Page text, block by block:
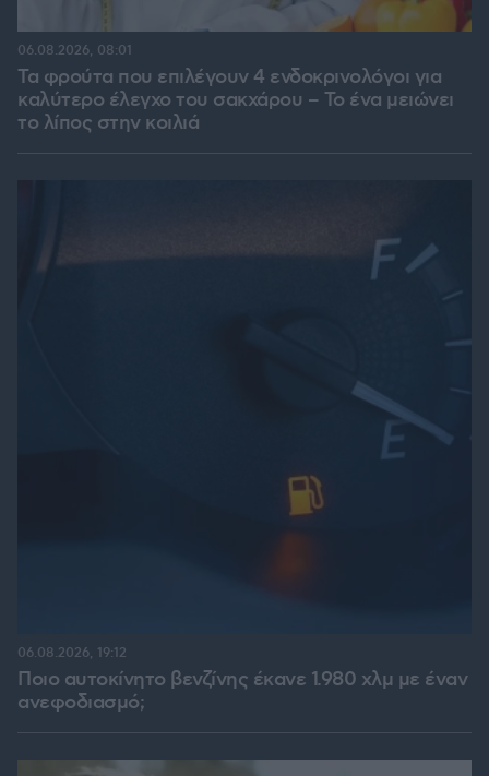
Τα φρούτα που επιλέγουν 4 ενδοκρινολόγοι για
καλύτερο έλεγχο του σακχάρου – Το ένα μειώνει
το λίπος στην κοιλιά
06.08.2026, 08:01
Ποιο αυτοκίνητο βενζίνης έκανε 1.980 χλμ με έναν
ανεφοδιασμό;
06.08.2026, 19:12